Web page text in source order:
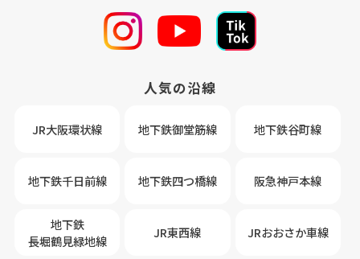
人気の沿線
JR大阪環状線 地下鉄御堂筋線 地下鉄谷町線
地下鉄千日前線 地下鉄四つ橋線 阪急神戸本線
地下鉄
長堀鶴見緑地線
JR東西線 JRおおさか車線